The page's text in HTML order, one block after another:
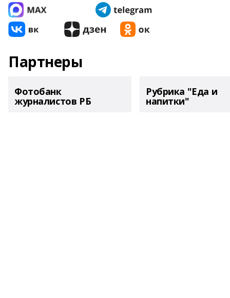
Партнеры
Фотобанк
журналистов РБ
Рубрика "Еда и
напитки"